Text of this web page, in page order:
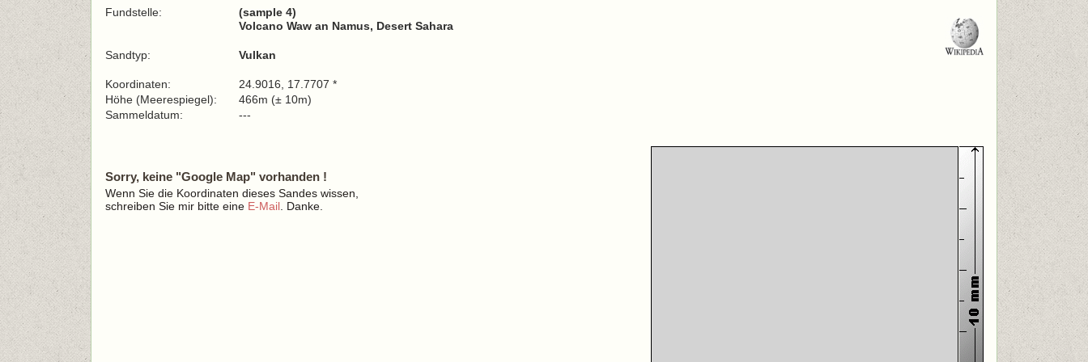
Fundstelle:
(sample 4)
Volcano Waw an Namus, Desert Sahara
Sandtyp: Vulkan
Koordinaten:
24.9016, 17.7707 *
Höhe (Meerespiegel):
466m (± 10m)
Sammeldatum:
---
Sorry, keine "Google Map" vorhanden !
Wenn Sie die Koordinaten dieses Sandes wissen,
schreiben Sie mir bitte eine E-Mail . Danke.